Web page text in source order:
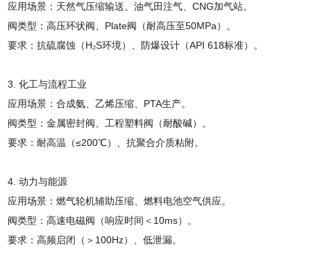
应用场景：天然气压缩输送、油气田注气、CNG加气站。
阀类型：高压环状阀、Plate阀（耐高压至50MPa）。
要求：抗硫腐蚀（H₂S环境）、防爆设计（API 618标准）。
3. 化工与流程工业
应用场景：合成氨、乙烯压缩、PTA生产。
阀类型：金属密封阀、工程塑料阀（耐酸碱）。
要求：耐高温（≤200℃）、抗聚合介质粘附。
4. 动力与能源
应用场景：燃气轮机辅助压缩、燃料电池空气供应。
阀类型：高速电磁阀（响应时间＜10ms）。
要求：高频启闭（＞100Hz）、低泄漏。